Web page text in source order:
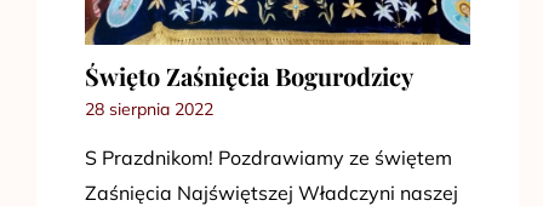
Święto Zaśnięcia Bogurodzicy
28 sierpnia 2022
S Prazdnikom! Pozdrawiamy ze świętem
Zaśnięcia Najświętszej Władczyni naszej